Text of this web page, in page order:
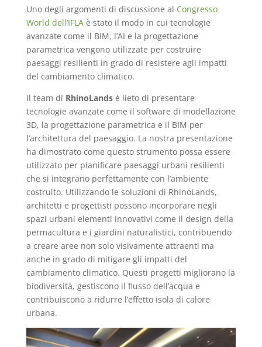
Uno degli argomenti di discussione al Congresso
World dell’IFLAè stato il modo in cui tecnologie
avanzate come il BIM, l’AI e la progettazione
parametrica vengono utilizzate per costruire
paesaggi resilienti in grado di resistere agli impatti
del cambiamento climatico.
Il team di RhinoLandsè lieto di presentare
tecnologie avanzate come il software di modellazione
3D, la progettazione parametrica e il BIM per
l’architettura del paesaggio. La nostra presentazione
ha dimostrato come questo strumento possa essere
utilizzato per pianificare paesaggi urbani resilienti
che si integrano perfettamente con l’ambiente
costruito. Utilizzando le soluzioni di RhinoLands,
architetti e progettisti possono incorporare negli
spazi urbani elementi innovativi come il design della
permacultura e i giardini naturalistici, contribuendo
a creare aree non solo visivamente attraenti ma
anche in grado di mitigare gli impatti del
cambiamento climatico. Questi progetti migliorano la
biodiversità, gestiscono il flusso dell’acqua e
contribuiscono a ridurre l’effetto isola di calore
urbana.